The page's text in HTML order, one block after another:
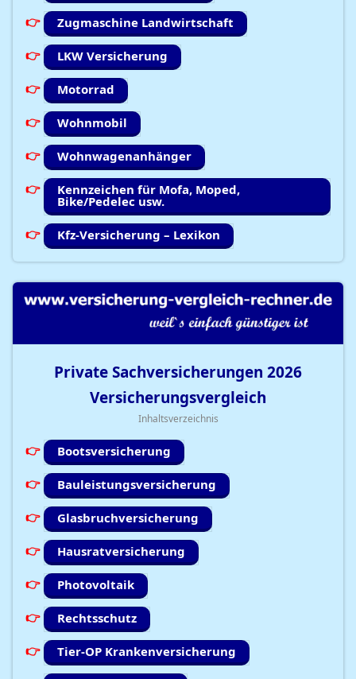
Zugmaschine Landwirtschaft
LKW Versicherung
Motorrad
Wohnmobil
Wohnwagenanhänger
Kennzeichen für Mofa, Moped,
Bike/Pedelec usw.
Kfz-Versicherung – Lexikon
Private Sachversicherungen 2026
Versicherungsvergleich
Inhaltsverzeichnis
Bootsversicherung
Bauleistungsversicherung
Glasbruchversicherung
Hausratversicherung
Photovoltaik
Rechtsschutz
Tier-OP Krankenversicherung